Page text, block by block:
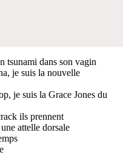
tsunami dans son vagin
je suis la nouvelle
je suis la Grace Jones du
ils prennent
attelle dorsale